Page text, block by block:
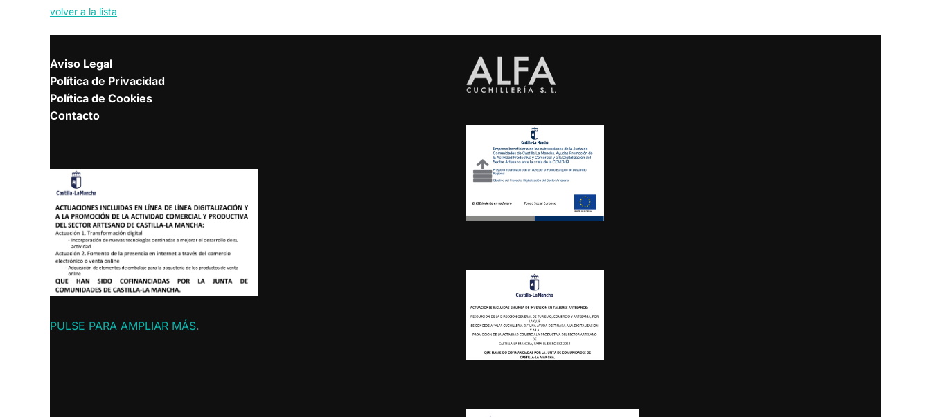
volver a la lista
Aviso Legal
Política de Privacidad
Política de Cookies
Contacto
PULSE PARA AMPLIAR MÁS.